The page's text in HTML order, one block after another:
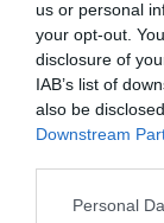
us or personal
your opt-out.
disclosure of
IAB’s list of
also be
Downstream
Personal